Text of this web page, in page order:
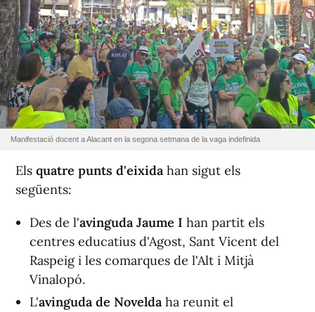
Manifestació docent a Alacant en la segona setmana de la vaga indefinida
Els quatre punts d'eixida han sigut els
següents:
Des de l'avinguda Jaume I han partit els
centres educatius d'Agost, Sant Vicent del
Raspeig i les comarques de l'Alt i Mitjà
Vinalopó.
L'avinguda de Novelda ha reunit el